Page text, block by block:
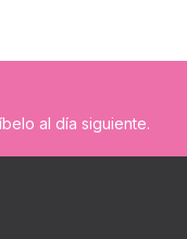
al día siguiente.